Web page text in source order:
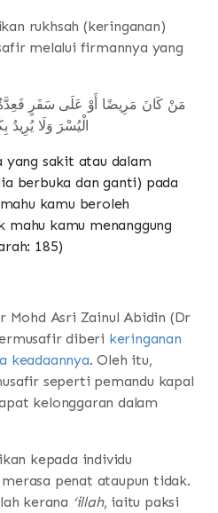
rukhsah (keringanan)
melalui firmannya yang
مَنْ كَانَ مَرِيضًا أَوْ عَلَى سَفَرٍ فَعِدَّةٌ
الْيُسْرَ وَلَا يُرِيدُ
yang sakit atau dalam
berbuka dan ganti) pada
kamu beroleh
mahu kamu menanggung
185)
Mohd Asri Zainul Abidin (Dr
diberi keringanan
keadaannya. Oleh itu,
seperti pemandu kapal
kelonggaran dalam
kepada individu
penat ataupun tidak.
kerana ‘illah, iaitu paksi